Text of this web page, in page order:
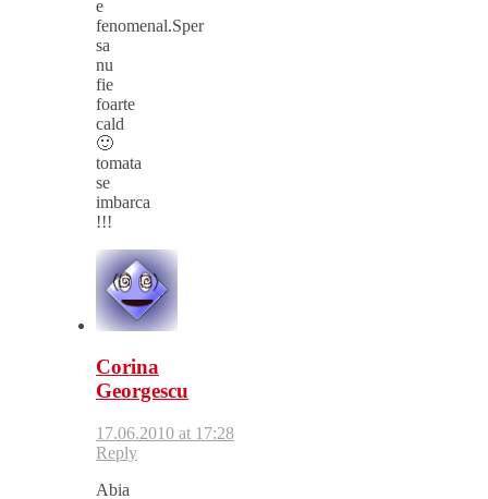
e
fenomenal.Sper
sa
nu
fie
foarte
cald
🙂
tomata
se
imbarca
!!!
Corina
Georgescu
17.06.2010 at 17:28
Reply
Abia